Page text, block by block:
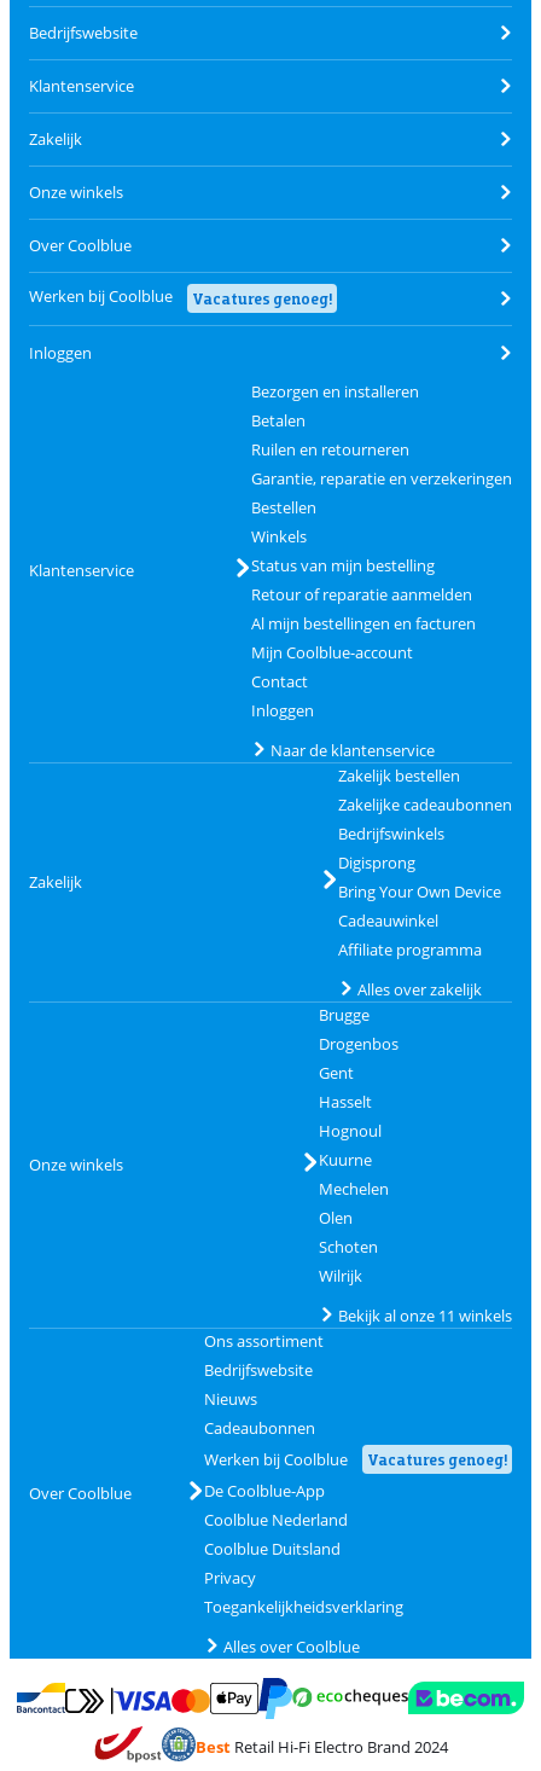
Bedrijfswebsite
Klantenservice
Zakelijk
Onze winkels
Over Coolblue
Werken bij Coolblue Vacatures genoeg!
Inloggen
Klantenservice
Bezorgen en installeren
Betalen
Ruilen en retourneren
Garantie, reparatie en verzekeringen
Bestellen
Winkels
Status van mijn bestelling
Retour of reparatie aanmelden
Al mijn bestellingen en facturen
Mijn Coolblue-account
Contact
Inloggen
Naar de klantenservice
Zakelijk
Zakelijk bestellen
Zakelijke cadeaubonnen
Bedrijfswinkels
Digisprong
Bring Your Own Device
Cadeauwinkel
Affiliate programma
Alles over zakelijk
Onze winkels
Brugge
Drogenbos
Gent
Hasselt
Hognoul
Kuurne
Mechelen
Olen
Schoten
Wilrijk
Bekijk al onze 11 winkels
Over Coolblue
Ons assortiment
Bedrijfswebsite
Nieuws
Cadeaubonnen
Werken bij Coolblue
Vacatures genoeg!
De Coolblue-App
Coolblue Nederland
Coolblue Duitsland
Privacy
Toegankelijkheidsverklaring
Alles over Coolblue
Betalen met Bancontact
Betalen met MasterCard en Visa via ClickToPay
BestRetail Hi-Fi Electro Brand 2024